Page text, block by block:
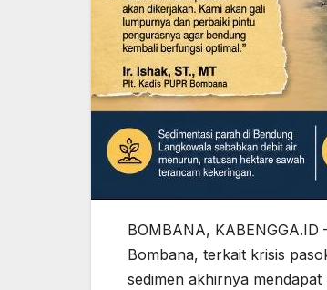
BOMBANA, KABENGGA.ID
Bombana, terkait krisis
sedimen akhirnya